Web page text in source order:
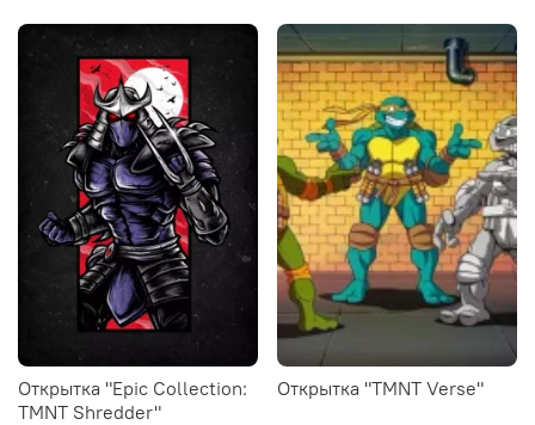
Открытка "Epic Collection:
TMNT Shredder"
Открытка "TMNT Verse"